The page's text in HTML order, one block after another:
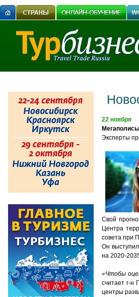
22 ноября
Эксперты
Свой
Центра
совета при
Он
на 2020-
«Чтобы
считает г-
центры